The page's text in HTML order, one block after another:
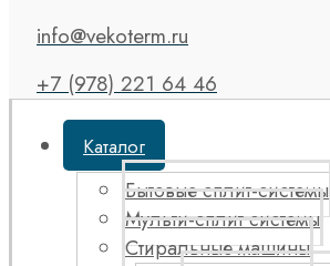
info@vekoterm.ru
+7 (978) 221 64 46
Каталог
Бытовые сплит-системы
Мульти-сплит системы
Стиральные машины